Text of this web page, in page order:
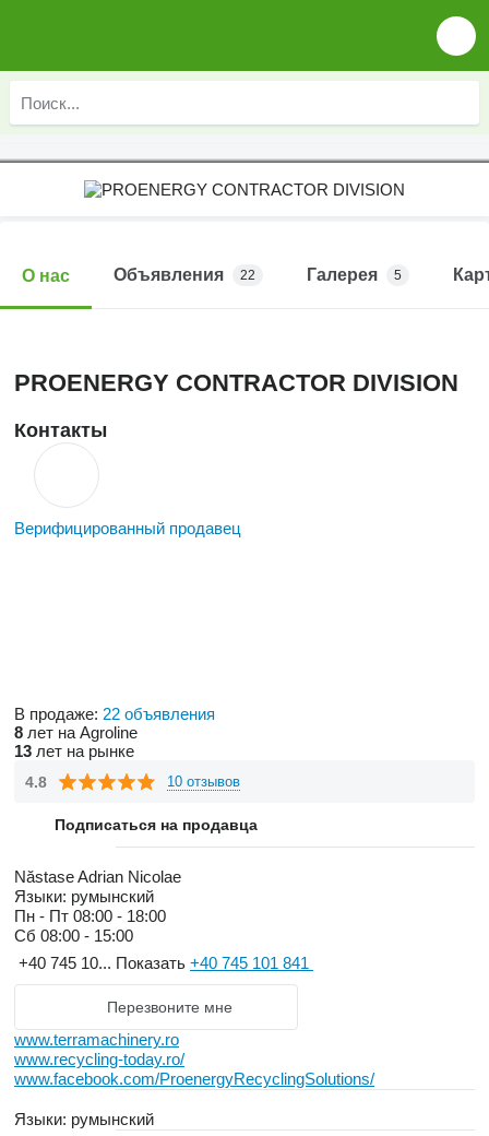
О нас Объявления 22 Галерея 5
PROENERGY CONTRACTOR DIVISION
Контакты
Верифицированный продавец
В продаже: 22 объявления
8 лет на Agroline
13 лет на рынке
4.8 10 отзывов
Подписаться на продавца
Năstase Adrian Nicolae
Языки: румынский
Пн - Пт 08:00 - 18:00
Сб 08:00 - 15:00
+40 745 10... Показать +40 745 101 841
Перезвоните мне
www.terramachinery.ro
www.recycling-today.ro/
www.facebook.com/ProenergyRecyclingSolutions/
Языки: румынский